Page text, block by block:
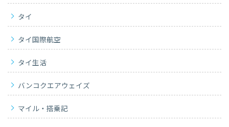
タイ
タイ国際航空
タイ生活
バンコクエアウェイズ
マイル・搭乗記